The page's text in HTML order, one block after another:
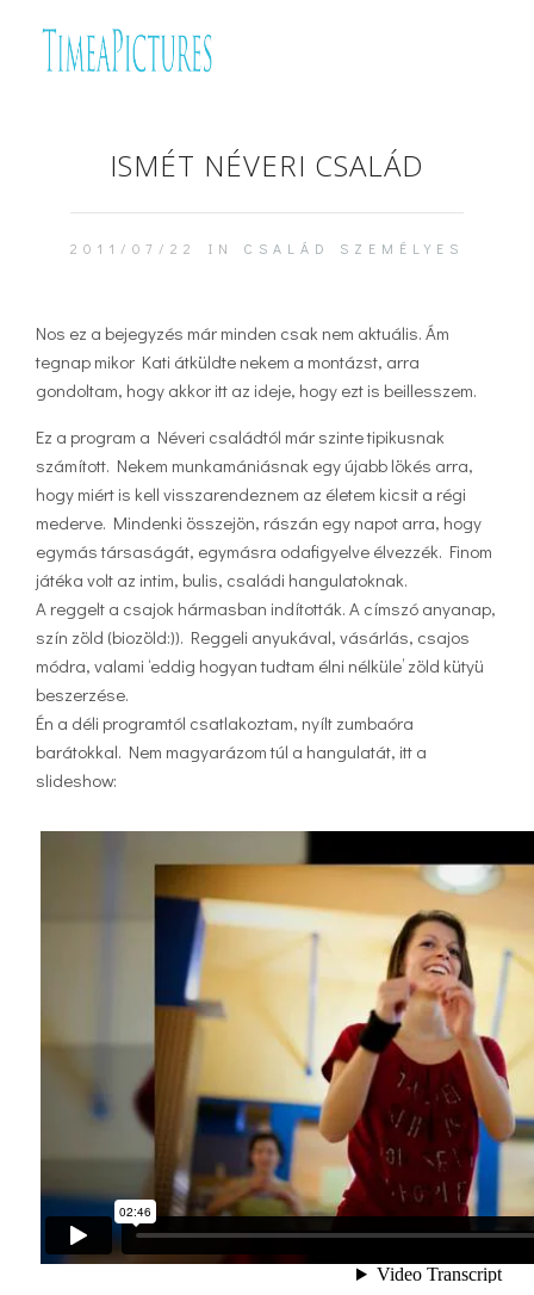
ISMÉT NÉVERI CSALÁD
2011/07/22 IN CSALÁD SZEMÉLYES
Nos ez a bejegyzés már minden csak nem aktuális. Ám
tegnap mikor Kati átküldte nekem a montázst, arra
gondoltam, hogy akkor itt az ideje, hogy ezt is beillesszem.
Ez a program a Néveri családtól már szinte tipikusnak
számított. Nekem munkamániásnak egy újabb lökés arra,
hogy miért is kell visszarendeznem az életem kicsit a régi
mederve. Mindenki összejön, rászán egy napot arra, hogy
egymás társaságát, egymásra odafigyelve élvezzék. Finom
játéka volt az intim, bulis, családi hangulatoknak.
A reggelt a csajok hármasban indították. A címszó anyanap,
szín zöld (biozöld:)). Reggeli anyukával, vásárlás, csajos
módra, valami ‘eddig hogyan tudtam élni nélküle’ zöld kütyü
beszerzése.
Én a déli programtól csatlakoztam, nyílt zumbaóra
barátokkal. Nem magyarázom túl a hangulatát, itt a
slideshow: